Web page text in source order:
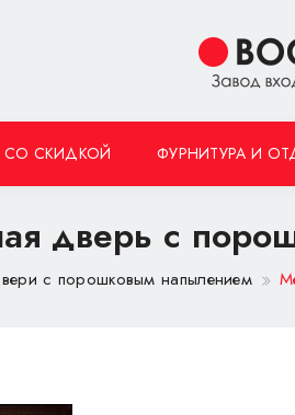
СО СКИДКОЙ ФУРНИТУРА И
дверь с
с порошковым напылением